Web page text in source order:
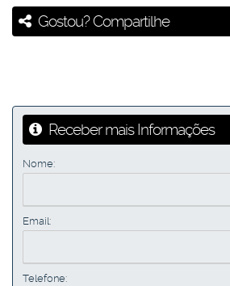
Gostou? Compartilhe
Receber mais Informações
Nome:
Email:
Telefone: